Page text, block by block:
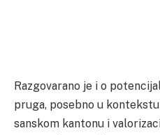
Razgovarano je i o
pruga, posebno u
sanskom kantonu i